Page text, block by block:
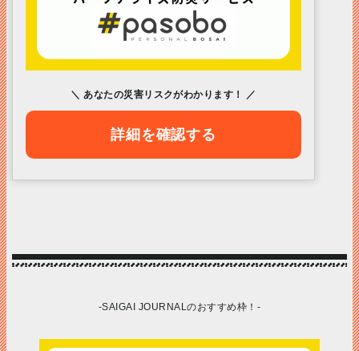
＼ あなたの災害リスクがわかります！ ／
詳細を確認する
-SAIGAI JOURNALのおすすめ枠！-